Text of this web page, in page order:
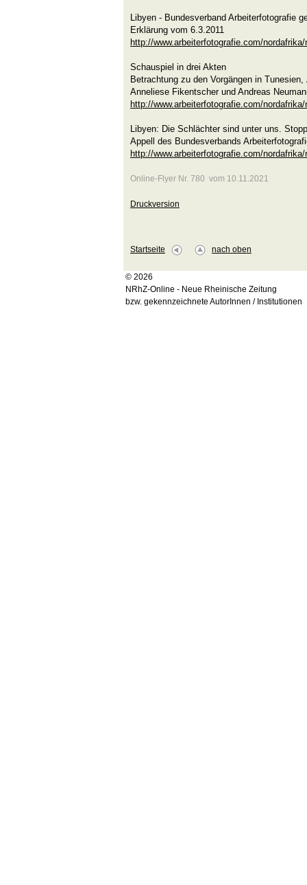
Libyen - Bundesverband Arbeiterfotografie
Erklärung vom 6.3.2011
http://www.arbeiterfotografie.com/
Schauspiel in drei Akten
Betrachtung zu den Vorgängen in
Anneliese Fikentscher und Andreas
http://www.arbeiterfotografie.com/
Libyen: Die Schlächter sind unter uns.
Appell des Bundesverbands
http://www.arbeiterfotografie.com/
Online-Flyer Nr. 780 vom 10.11.2021
Druckversion
Startseite nach oben
© 2026
NRhZ-Online - Neue Rheinische Zeitung
bzw. gekennzeichnete AutorInnen / Institutionen